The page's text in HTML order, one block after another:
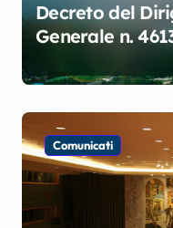
Decreto del
Generale n.
19.12.2024
dell’Avviso
concessione di
alle imprese
turistico
Comunicati